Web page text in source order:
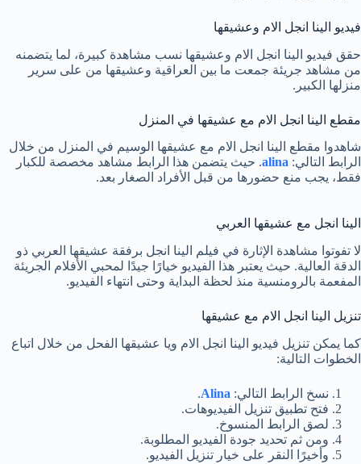
فيديو الينا انجل الام وعشيقها
حقق فيديو الينا انجل الام وعشيقها نسب مشاهدة كبيرة، لما يتضمنه
من مشاهد جريئة جمعت ما بين العراقية وعشيقها من على سرير
منزلها الكبير.
مقطع الينا انجل الام مع عشيقها في المنزل
شاهدوا مقطع الينا انجل الام مع عشيقها الوسيم في المنزل من خلال
الرابط التالي: alina. حيث يتضمن هذا الرابط مشاهد مخصصة للكبار
فقط، يجب منع حضورها من قبل الأفراد الصغار بعد.
الينا انجل مع عشيقها العربي
لا تفوتوا مشاهدة الإثارة في فيلم الينا انجل برفقة عشيقها العربي ذو
الدقة العالية. حيث يعتبر هذا الفيديو خيارًا جيدًا لمحبي الأفلام الجريئة
المفعمة بالرومنسية منذ لحظة البداية وحتى انتهاء الفيديو.
تنزيل الينا انجل الام مع عشيقها
كما يمكن تنزيل فيديو الينا انجل الام ويا عشيقها الفحل من خلال اتباع
الخطوات التالية:
نسخ الرابط التالي: Alina
.
فتح تطبيق تنزيل الفيديوهات.
لصق الرابط المنسوخ.
ومن ثم تحديد جودة الفيديو المطلوبة.
وأخيرًا النقر على خيار تنزيل الفيديو.